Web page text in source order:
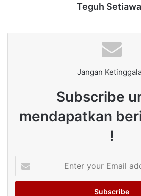
Teguh
Jangan
Subscribe
mendapatkan
!
your
Email